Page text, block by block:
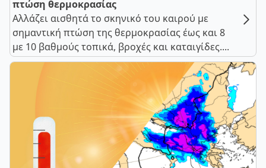
πτώση θερμοκρασίας
Αλλάζει αισθητά το σκηνικό του καιρού με
σημαντική πτώση της θερμοκρασίας έως και 8
με 10 βαθμούς τοπικά, βροχές και καταιγίδες....